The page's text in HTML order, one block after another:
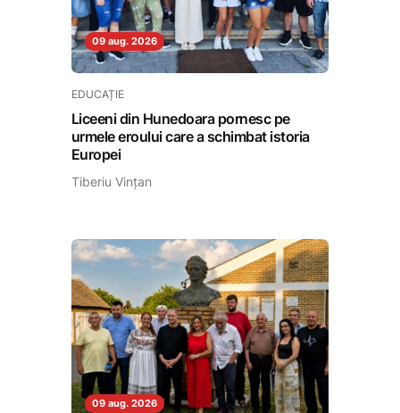
09 aug. 2026
EDUCAȚIE
Liceeni din Hunedoara pornesc pe
urmele eroului care a schimbat istoria
Europei
Tiberiu Vințan
09 aug. 2026